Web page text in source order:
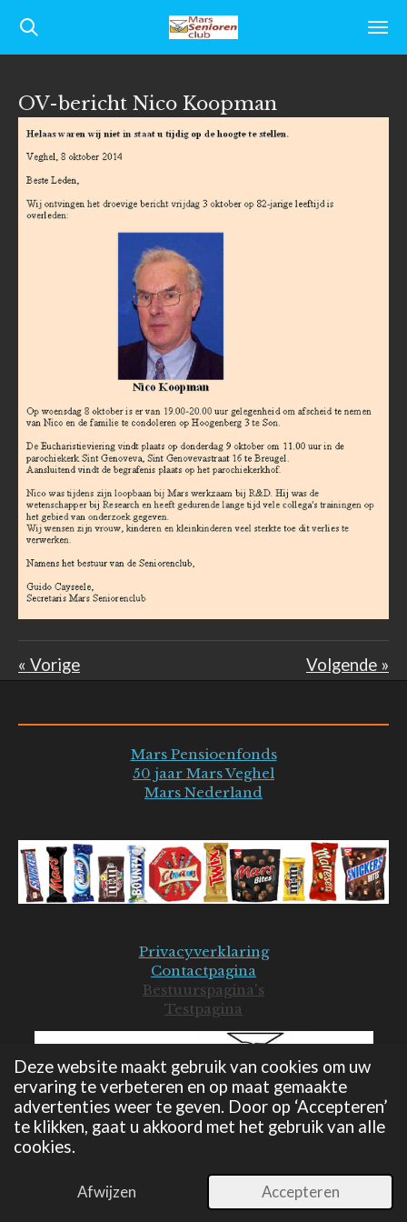
Deze website maakt gebruik van cookies om uw
ervaring te verbeteren en op maat gemaakte
advertenties weer te geven. Door op ‘Accepteren’
te klikken, gaat u akkoord met het gebruik van alle
cookies.
Afwijzen Accepteren
Ga
direct
de
hoofdinhoud
OV-bericht Nico Koopman
« Vorige Volgende »
Mars Pensioenfonds
50 jaar Mars Veghel
Mars Nederland
Privacyverklaring
Contactpagina
Bestuurspagina's
Testpagina
© 2019-2026 Mars Seniorenclub - JB